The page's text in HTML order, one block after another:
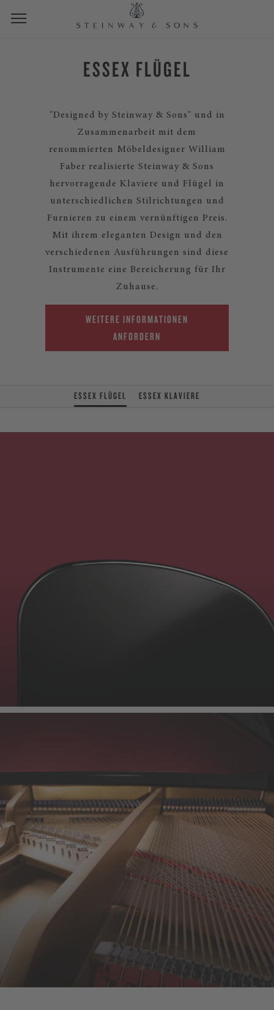
ESSEX FLÜGEL
"Designed by Steinway & Sons" und in
Zusammenarbeit mit dem
renommierten Möbeldesigner William
Faber realisierte Steinway & Sons
hervorragende Klaviere und Flügel in
unterschiedlichen Stilrichtungen und
Furnieren zu einem vernünftigen Preis.
Mit ihrem eleganten Design und den
verschiedenen Ausführungen sind diese
Instrumente eine Bereicherung für Ihr
Zuhause.
WEITERE INFORMATIONEN
ANFORDERN
ESSEX FLÜGEL ESSEX KLAVIERE